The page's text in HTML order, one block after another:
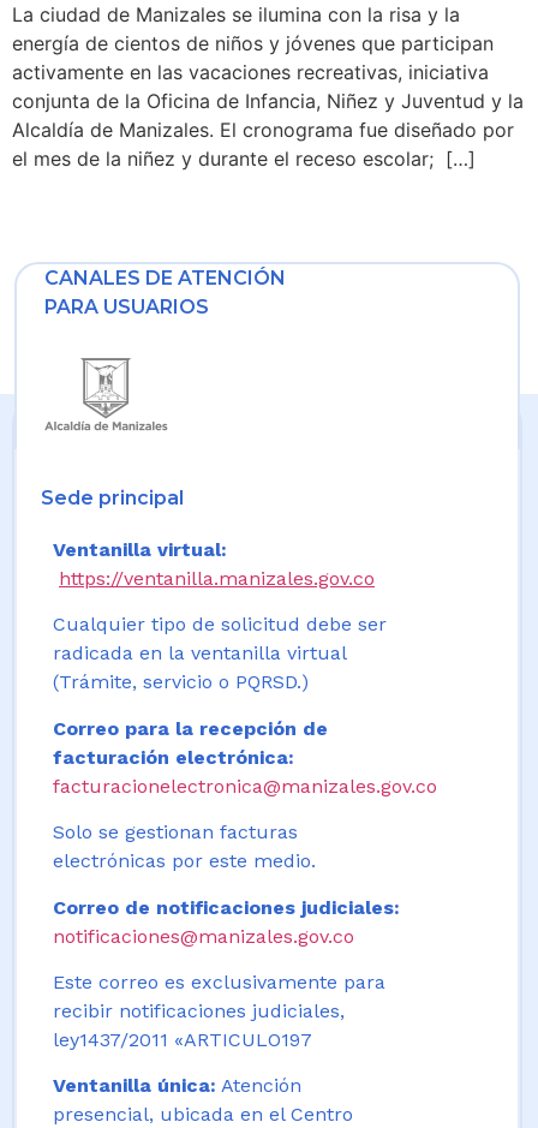
La ciudad de Manizales se ilumina con la risa y la
energía de cientos de niños y jóvenes que participan
activamente en las vacaciones recreativas, iniciativa
conjunta de la Oficina de Infancia, Niñez y Juventud y la
Alcaldía de Manizales. El cronograma fue diseñado por
el mes de la niñez y durante el receso escolar; […]
CANALES DE ATENCIÓN
PARA USUARIOS
Sede principal
Ventanilla virtual:
https://ventanilla.manizales.gov.co
Cualquier tipo de solicitud debe ser
radicada en la ventanilla virtual
(Trámite, servicio o PQRSD.)
Correo para la recepción de
facturación electrónica:
facturacionelectronica@manizales.gov.co
Solo se gestionan facturas
electrónicas por este medio.
Correo de notificaciones judiciales:
notificaciones@manizales.gov.co
Este correo es exclusivamente para
recibir notificaciones judiciales,
ley1437/2011 «ARTICULO197
Ventanilla única: Atención
presencial, ubicada en el Centro